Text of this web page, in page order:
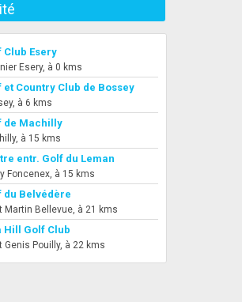
Club Esery
Esery, à 0 kms
et Country Club de Bossey
à 6 kms
de Machilly
à 15 kms
entr. Golf du Leman
Foncenex, à 15 kms
du Belvédère
Martin Bellevue, à 21 kms
Hill Golf Club
Genis Pouilly, à 22 kms